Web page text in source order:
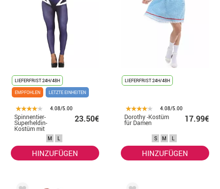
LIEFERFRIST 24H/48H
EMPFOHLEN
LETZTE EINHEITEN
4.08/5.00
Spinnentier-
Superheldin-
Kostüm mit
23.50€
M L
HINZUFÜGEN
LIEFERFRIST 24H/48H
4.08/5.00
Dorothy -Kostüm
für Damen 17.99€
S M L
HINZUFÜGEN